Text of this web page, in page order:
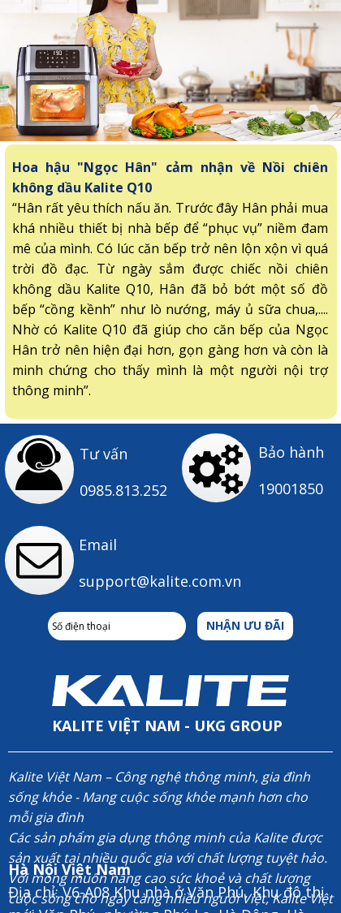
Hoa hậu "Ngọc Hân" cảm nhận về Nồi chiên
không dầu Kalite Q10
“Hân rất yêu thích nấu ăn. Trước đây Hân phải mua
khá nhiều thiết bị nhà bếp để “phục vụ” niềm đam
mê của mình. Có lúc căn bếp trở nên lộn xộn vì quá
trời đồ đạc. Từ ngày sắm được chiếc nồi chiên
không dầu Kalite Q10, Hân đã bỏ bớt một số đồ
bếp “cồng kềnh” như lò nướng, máy ủ sữa chua,....
Nhờ có Kalite Q10 đã giúp cho căn bếp của Ngọc
Hân trở nên hiện đại hơn, gọn gàng hơn và còn là
minh chứng cho thấy mình là một người nội trợ
thông minh”.
NHẬN ƯU ĐÃI
Tư vấn
0985.813.252
Bảo hành
19001850
Email
support@kalite.com.vn
KALITE VIỆT NAM - UKG GROUP
Kalite Việt Nam – Công nghệ thông minh, gia đình
sống khỏe - Mang cuộc sống khỏe mạnh hơn cho
mỗi gia đình
Các sản phẩm gia dụng thông minh của Kalite được
sản xuất tại nhiều quốc gia với chất lượng tuyệt hảo.
Với mong muốn nâng cao sức khoẻ và chất lượng
cuộc sống cho ngày càng nhiều người Việt, Kalite Việt
Hà Nội Việt Nam
Địa chỉ: V6-A08 Khu nhà ở Văn Phú, Khu đô thị